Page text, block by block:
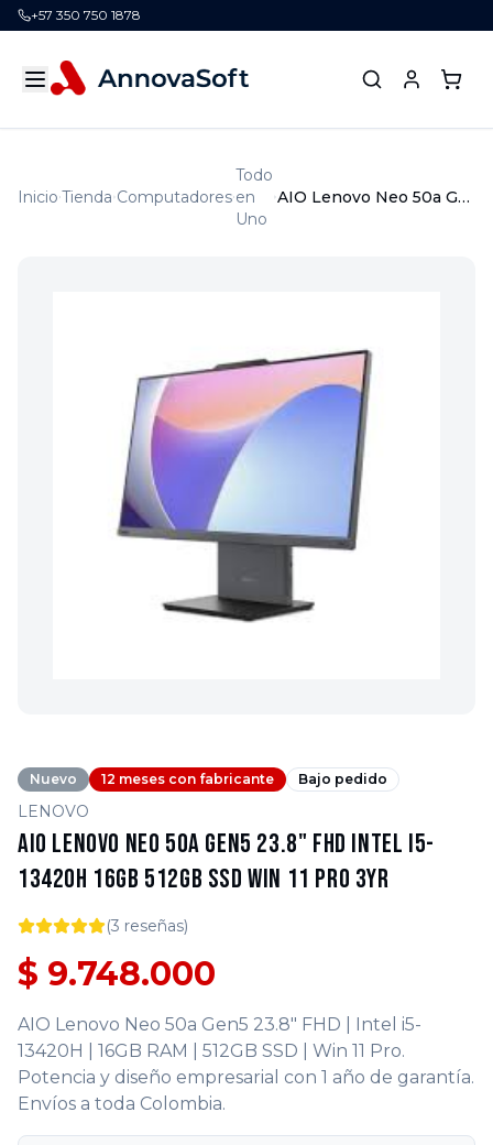
+57 350 750 1878
Inicio Tienda Computadores
Todo
en
Uno
AIO Lenovo Neo 50a Gen5 23.8" FHD Intel I5-13420H 16GB 512GB SSD WIN 11 PRO 3YR
Nuevo 12 meses con fabricante Bajo pedido
LENOVO
AIO Lenovo Neo 50a Gen5 23.8" FHD Intel I5-
13420H 16GB 512GB SSD WIN 11 PRO 3YR
(3 reseñas)
$ 9.748.000
AIO Lenovo Neo 50a Gen5 23.8" FHD | Intel i5-
13420H | 16GB RAM | 512GB SSD | Win 11 Pro.
Potencia y diseño empresarial con 1 año de garantía.
Envíos a toda Colombia.